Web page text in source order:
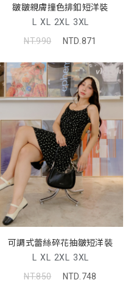
皺皺親膚撞色排釦短洋裝
L XL 2XL 3XL
NT.990
NTD.871
可調式蕾絲碎花抽皺短洋裝
L XL 2XL 3XL
NT.850
NTD.748